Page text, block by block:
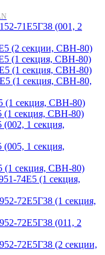
71Е5Г38 (001, 2
(2 секции, СВН-80)
(1 секция, СВН-80)
(1 секция, СВН-80)
(1 секция, СВН-80,
(1 секция, СВН-80)
(1 секция, СВН-80)
1 секция,
1 секция,
(1 секция, СВН-80)
74Е5 (1 секция,
72Е5Г38 (1 секция,
72Е5Г38 (011, 2
72Е5Г38 (2 секции,